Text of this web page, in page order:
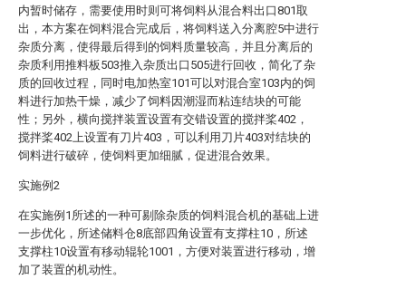
内暂时储存，需要使用时则可将饲料从混合料出口801取
出，本方案在饲料混合完成后，将饲料送入分离腔5中进行
杂质分离，使得最后得到的饲料质量较高，并且分离后的
杂质利用推料板503推入杂质出口505进行回收，简化了杂
质的回收过程，同时电加热室101可以对混合室103内的饲
料进行加热干燥，减少了饲料因潮湿而粘连结块的可能
性；另外，横向搅拌装置设置有交错设置的搅拌桨402，
搅拌桨402上设置有刀片403，可以利用刀片403对结块的
饲料进行破碎，使饲料更加细腻，促进混合效果。
实施例2
在实施例1所述的一种可剔除杂质的饲料混合机的基础上进
一步优化，所述储料仓8底部四角设置有支撑柱10，所述
支撑柱10设置有移动辊轮1001，方便对装置进行移动，增
加了装置的机动性。